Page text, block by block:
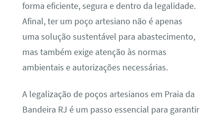
forma eficiente, segura e dentro da legalidade.
Afinal, ter um poço artesiano não é apenas
uma solução sustentável para abastecimento,
mas também exige atenção às normas
ambientais e autorizações necessárias.
A legalização de poços artesianos em Praia da
Bandeira RJ é um passo essencial para garantir